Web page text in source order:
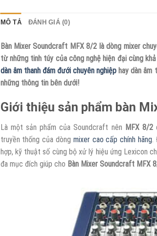
MÔ TẢ ĐÁNH GIÁ (0)
Bàn Mixer Soundcraft MFX 8/2 là dòng mixer
từ những tinh túy của công nghệ hiện đại cùng
dàn âm thanh đám đưới chuyên nghiệp hay dàn âm
những thông tin bên dưới!
Giới thiệu sản phẩm bàn
Là một sản phẩm của Soundcraft nên MFX 8/2
truyền thống của dòng mixer cao cấp chính hãng.
hợp, kỹ thuật số cùng bộ xử lý hiệu ứng Lexicon
đa mục đích giúp cho Bàn Mixer Soundcraft MFX